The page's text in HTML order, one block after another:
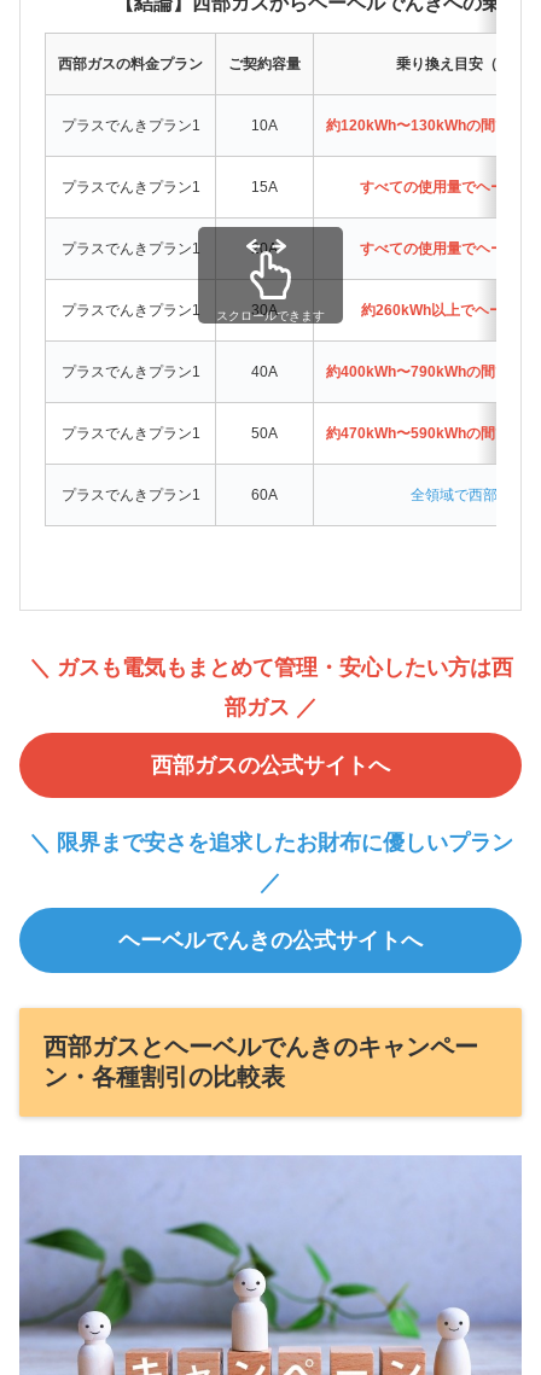
西部ガスの料金プラン ご契約容量 乗り換え目安（月間
プラスでんきプラン1 10A 約120kWh〜130kWhの間でヘ
プラスでんきプラン1 15A すべての使用量でヘーベル
プラスでんきプラン1 20A すべての使用量でヘーベル
プラスでんきプラン1 30A 約260kWh以上でヘーベル
プラスでんきプラン1 40A 約400kWh〜790kWhの間でヘ
プラスでんきプラン1 50A 約470kWh〜590kWhの間でヘ
プラスでんきプラン1 60A 全領域で西部ガス
スクロールできます
＼ ガスも電気もまとめて管理・安心したい方は西
部ガス ／
西部ガスの公式サイトへ
＼ 限界まで安さを追求したお財布に優しいプラン
／
ヘーベルでんきの公式サイトへ
西部ガスとヘーベルでんきのキャンペー
ン・各種割引の比較表